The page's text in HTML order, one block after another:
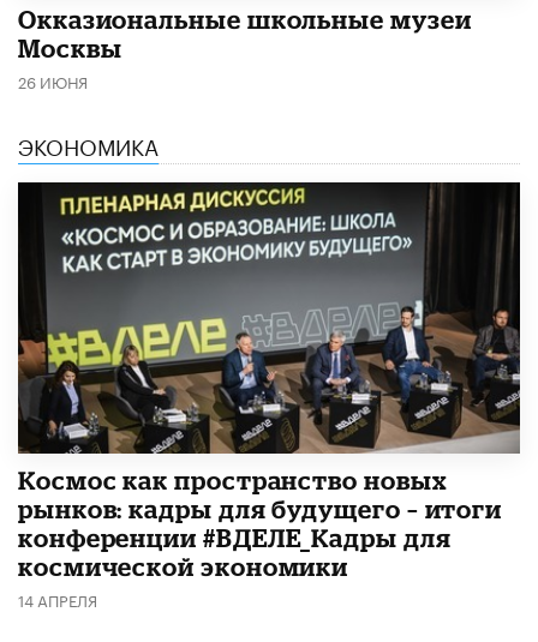
​Окказиональные школьные музеи
Москвы
26 ИЮНЯ
ЭКОНОМИКА
Космос как пространство новых
рынков: кадры для будущего – итоги
конференции #ВДЕЛЕ_Кадры для
космической экономики
14 АПРЕЛЯ